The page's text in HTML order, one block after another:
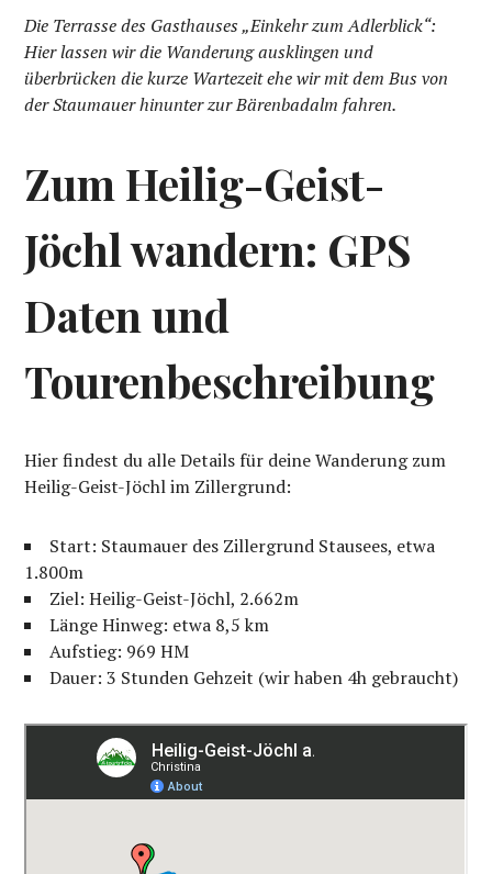
Die Terrasse des Gasthauses „Einkehr zum Adlerblick“:
Hier lassen wir die Wanderung ausklingen und
überbrücken die kurze Wartezeit ehe wir mit dem Bus von
der Staumauer hinunter zur Bärenbadalm fahren.
Zum Heilig-Geist-
Jöchl wandern: GPS
Daten und
Tourenbeschreibung
Hier findest du alle Details für deine Wanderung zum
Heilig-Geist-Jöchl im Zillergrund:
Start: Staumauer des Zillergrund Stausees, etwa
1.800m
Ziel: Heilig-Geist-Jöchl, 2.662m
Länge Hinweg: etwa 8,5 km
Aufstieg: 969 HM
Dauer: 3 Stunden Gehzeit (wir haben 4h gebraucht)